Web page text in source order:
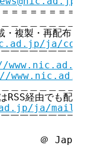
＝＝＝＝＝＝＝＝＝
複製・再配布・引用
ja/
￣￣￣￣￣￣￣￣￣
ja/
www.nic.ad.jp/ja/
経由でも配信し
ja/
￣￣￣￣￣￣￣￣￣
Japan